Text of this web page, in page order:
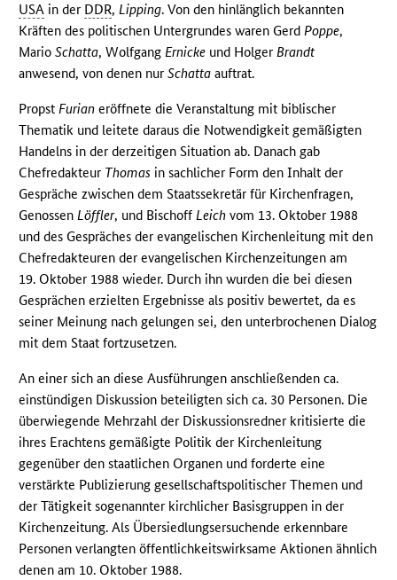
USA in der DDR,Lipping. Von den hinlänglich bekannten
Kräften des politischen Untergrundes waren GerdPoppe,
MarioSchatta, WolfgangErnicke und HolgerBrandt
anwesend, von denen nurSchatta auftrat.
PropstFurian eröffnete die Veranstaltung mit biblischer
Thematik und leitete daraus die Notwendigkeit gemäßigten
Handelns in der derzeitigen Situation ab. Danach gab
Chefredakteur Thomas in sachlicher Form den Inhalt der
Gespräche zwischen dem Staatssekretär für Kirchenfragen,
GenossenLöffler, und BischoffLeich vom 13. Oktober 1988
und des Gespräches der evangelischen Kirchenleitung mit den
Chefredakteuren der evangelischen Kirchenzeitungen am
19. Oktober 1988 wieder. Durch ihn wurden die bei diesen
Gesprächen erzielten Ergebnisse als positiv bewertet, da es
seiner Meinung nach gelungen sei, den unterbrochenen Dialog
mit dem Staat fortzusetzen.
An einer sich an diese Ausführungen anschließenden ca.
einstündigen Diskussion beteiligten sich ca. 30 Personen. Die
überwiegende Mehrzahl der Diskussionsredner kritisierte die
ihres Erachtens gemäßigte Politik der Kirchenleitung
gegenüber den staatlichen Organen und forderte eine
verstärkte Publizierung gesellschaftspolitischer Themen und
der Tätigkeit sogenannter kirchlicher Basisgruppen in der
Kirchenzeitung. Als Übersiedlungsersuchende erkennbare
Personen verlangten öffentlichkeitswirksame Aktionen ähnlich
denen am 10. Oktober 1988.